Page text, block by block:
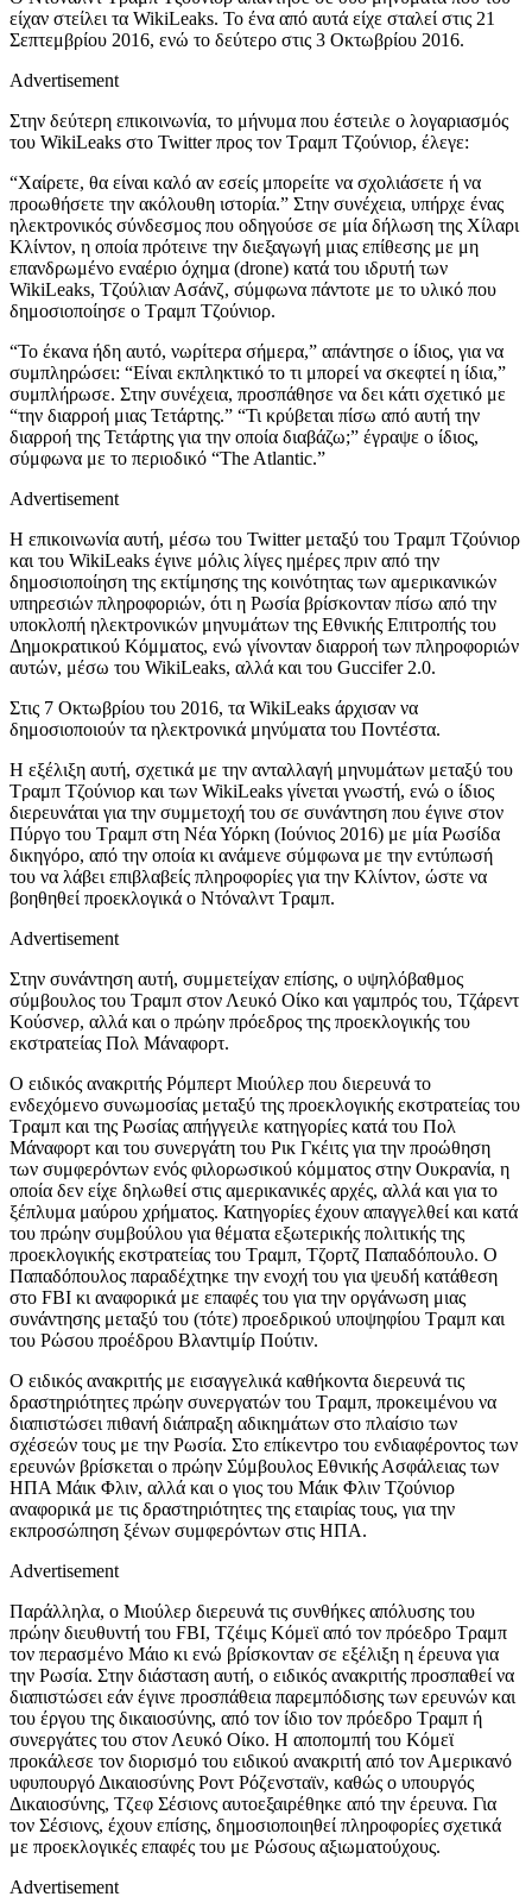
είχαν στείλει τα WikiLeaks. Το ένα από αυτά είχε σταλεί στις 21
Σεπτεμβρίου 2016, ενώ το δεύτερο στις 3 Οκτωβρίου 2016.
Advertisement
Στην δεύτερη επικοινωνία, το μήνυμα που έστειλε ο λογαριασμός
του WikiLeaks στο Twitter προς τον Τραμπ Τζούνιορ, έλεγε:
“Χαίρετε, θα είναι καλό αν εσείς μπορείτε να σχολιάσετε ή να
προωθήσετε την ακόλουθη ιστορία.” Στην συνέχεια, υπήρχε ένας
ηλεκτρονικός σύνδεσμος που οδηγούσε σε μία δήλωση της Χίλαρι
Κλίντον, η οποία πρότεινε την διεξαγωγή μιας επίθεσης με μη
επανδρωμένο εναέριο όχημα (drone) κατά του ιδρυτή των
WikiLeaks, Τζούλιαν Ασάνζ, σύμφωνα πάντοτε με το υλικό που
δημοσιοποίησε ο Τραμπ Τζούνιορ.
“Το έκανα ήδη αυτό, νωρίτερα σήμερα,” απάντησε ο ίδιος, για να
συμπληρώσει: “Είναι εκπληκτικό το τι μπορεί να σκεφτεί η ίδια,”
συμπλήρωσε. Στην συνέχεια, προσπάθησε να δει κάτι σχετικό με
“την διαρροή μιας Τετάρτης.” “Τι κρύβεται πίσω από αυτή την
διαρροή της Τετάρτης για την οποία διαβάζω;” έγραψε ο ίδιος,
σύμφωνα με το περιοδικό “The Atlantic.”
Advertisement
Η επικοινωνία αυτή, μέσω του Twitter μεταξύ του Τραμπ Τζούνιορ
και του WikiLeaks έγινε μόλις λίγες ημέρες πριν από την
δημοσιοποίηση της εκτίμησης της κοινότητας των αμερικανικών
υπηρεσιών πληροφοριών, ότι η Ρωσία βρίσκονταν πίσω από την
υποκλοπή ηλεκτρονικών μηνυμάτων της Εθνικής Επιτροπής του
Δημοκρατικού Κόμματος, ενώ γίνονταν διαρροή των πληροφοριών
αυτών, μέσω του WikiLeaks, αλλά και του Guccifer 2.0.
Στις 7 Οκτωβρίου του 2016, τα WikiLeaks άρχισαν να
δημοσιοποιούν τα ηλεκτρονικά μηνύματα του Ποντέστα.
Η εξέλιξη αυτή, σχετικά με την ανταλλαγή μηνυμάτων μεταξύ του
Τραμπ Τζούνιορ και των WikiLeaks γίνεται γνωστή, ενώ ο ίδιος
διερευνάται για την συμμετοχή του σε συνάντηση που έγινε στον
Πύργο του Τραμπ στη Νέα Υόρκη (Ιούνιος 2016) με μία Ρωσίδα
δικηγόρο, από την οποία κι ανάμενε σύμφωνα με την εντύπωσή
του να λάβει επιβλαβείς πληροφορίες για την Κλίντον, ώστε να
βοηθηθεί προεκλογικά ο Ντόναλντ Τραμπ.
Advertisement
Στην συνάντηση αυτή, συμμετείχαν επίσης, ο υψηλόβαθμος
σύμβουλος του Τραμπ στον Λευκό Οίκο και γαμπρός του, Τζάρεντ
Κούσνερ, αλλά και ο πρώην πρόεδρος της προεκλογικής του
εκστρατείας Πολ Μάναφορτ.
Ο ειδικός ανακριτής Ρόμπερτ Μιούλερ που διερευνά το
ενδεχόμενο συνωμοσίας μεταξύ της προεκλογικής εκστρατείας του
Τραμπ και της Ρωσίας απήγγειλε κατηγορίες κατά του Πολ
Μάναφορτ και του συνεργάτη του Ρικ Γκέιτς για την προώθηση
των συμφερόντων ενός φιλορωσικού κόμματος στην Ουκρανία, η
οποία δεν είχε δηλωθεί στις αμερικανικές αρχές, αλλά και για το
ξέπλυμα μαύρου χρήματος. Κατηγορίες έχουν απαγγελθεί και κατά
του πρώην συμβούλου για θέματα εξωτερικής πολιτικής της
προεκλογικής εκστρατείας του Τραμπ, Τζορτζ Παπαδόπουλο. Ο
Παπαδόπουλος παραδέχτηκε την ενοχή του για ψευδή κατάθεση
στο FBI κι αναφορικά με επαφές του για την οργάνωση μιας
συνάντησης μεταξύ του (τότε) προεδρικού υποψηφίου Τραμπ και
του Ρώσου προέδρου Βλαντιμίρ Πούτιν.
Ο ειδικός ανακριτής με εισαγγελικά καθήκοντα διερευνά τις
δραστηριότητες πρώην συνεργατών του Τραμπ, προκειμένου να
διαπιστώσει πιθανή διάπραξη αδικημάτων στο πλαίσιο των
σχέσεών τους με την Ρωσία. Στο επίκεντρο του ενδιαφέροντος των
ερευνών βρίσκεται ο πρώην Σύμβουλος Εθνικής Ασφάλειας των
ΗΠΑ Μάικ Φλιν, αλλά και ο γιος του Μάικ Φλιν Τζούνιορ
αναφορικά με τις δραστηριότητες της εταιρίας τους, για την
εκπροσώπηση ξένων συμφερόντων στις ΗΠΑ.
Advertisement
Παράλληλα, ο Μιούλερ διερευνά τις συνθήκες απόλυσης του
πρώην διευθυντή του FBI, Τζέιμς Κόμεϊ από τον πρόεδρο Τραμπ
τον περασμένο Μάιο κι ενώ βρίσκονταν σε εξέλιξη η έρευνα για
την Ρωσία. Στην διάσταση αυτή, ο ειδικός ανακριτής προσπαθεί να
διαπιστώσει εάν έγινε προσπάθεια παρεμπόδισης των ερευνών και
του έργου της δικαιοσύνης, από τον ίδιο τον πρόεδρο Τραμπ ή
συνεργάτες του στον Λευκό Οίκο. Η αποπομπή του Κόμεϊ
προκάλεσε τον διορισμό του ειδικού ανακριτή από τον Αμερικανό
υφυπουργό Δικαιοσύνης Ροντ Ρόζενσταϊν, καθώς ο υπουργός
Δικαιοσύνης, Τζεφ Σέσιονς αυτοεξαιρέθηκε από την έρευνα. Για
τον Σέσιονς, έχουν επίσης, δημοσιοποιηθεί πληροφορίες σχετικά
με προεκλογικές επαφές του με Ρώσους αξιωματούχους.
Advertisement